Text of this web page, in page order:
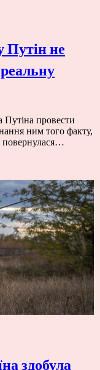
не
провести
ним того факту,
повернулася…
здобула